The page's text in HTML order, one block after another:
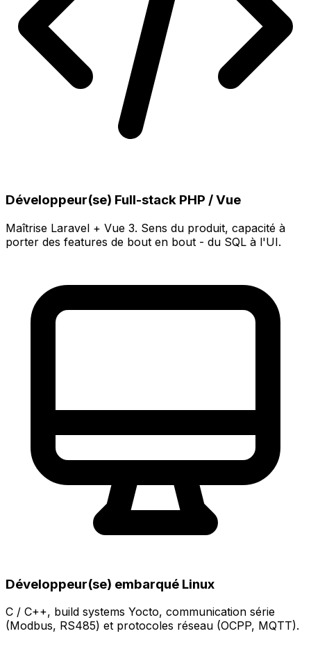
Développeur(se) Full-stack PHP / Vue
Maîtrise Laravel + Vue 3. Sens du produit, capacité à
porter des features de bout en bout - du SQL à l'UI.
Développeur(se) embarqué Linux
C / C++, build systems Yocto, communication série
(Modbus, RS485) et protocoles réseau (OCPP, MQTT).